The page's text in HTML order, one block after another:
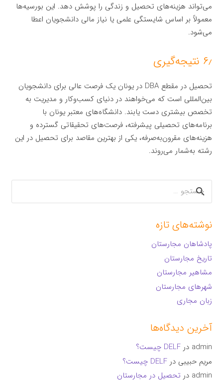
می‌تواند هزینه‌های تحصیل و زندگی را پوشش دهد. این بورسیه‌ها
معمولاً بر اساس شایستگی علمی یا نیاز مالی دانشجویان اعطا
می‌شود.
۶٫ نتیجه‌گیری
تحصیل در مقطع DBA در یونان یک فرصت عالی برای دانشجویان
بین‌المللی است که می‌خواهند در دنیای کسب‌وکار و مدیریت به
تخصص بیشتری دست یابند. دانشگاه‌های معتبر یونان با
برنامه‌های تحصیلی پیشرفته، فرصت‌های تحقیقاتی گسترده و
هزینه‌های مقرون‌به‌صرفه، یکی از بهترین مقاصد برای تحصیل در این
رشته به‌شمار می‌روند.
جستجو
برای:
نوشته‌های تازه
پادشاهان مجارستان
تاریخ مجارستان
مشاهیر مجارستان
شهرهای مجارستان
زبان مجاری
آخرین دیدگاه‌ها
admin درDELF چیست؟
مریم حبیبی درDELF چیست؟
admin در تحصیل در مجارستان